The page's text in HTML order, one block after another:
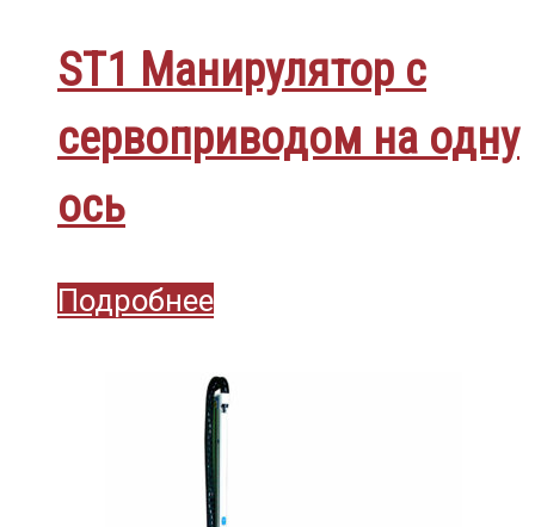
ST1 Манирулятор с
сервоприводом на одну
ось
Подробнее